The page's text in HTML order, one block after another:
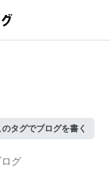
のタグでブログを書く
グ